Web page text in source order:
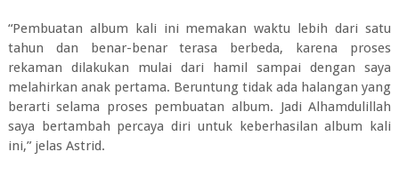
“Pembuatan album kali ini memakan waktu lebih dari satu
tahun dan benar-benar terasa berbeda, karena proses
rekaman dilakukan mulai dari hamil sampai dengan saya
melahirkan anak pertama. Beruntung tidak ada halangan yang
berarti selama proses pembuatan album. Jadi Alhamdulillah
saya bertambah percaya diri untuk keberhasilan album kali
ini,” jelas Astrid.